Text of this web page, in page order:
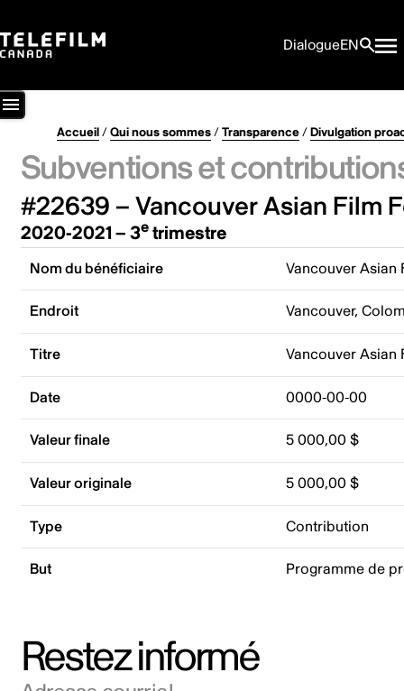
DialogueEN
Accueil/Qui nous sommes/Transparence/Divulgation
Subventions et
#22639 – Vancouver Asian Film
2020-2021 – 3etrimestre
Nom du bénéficiaire Vancouver Asian
Endroit Vancouver,
Titre Vancouver Asian
Date 0000-00-00
Valeur finale 5 000,00 $
Valeur originale 5 000,00 $
Type Contribution
But Programme de
Restez informé